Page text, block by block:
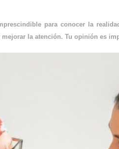
para conocer la
la atención. Tu opinión es